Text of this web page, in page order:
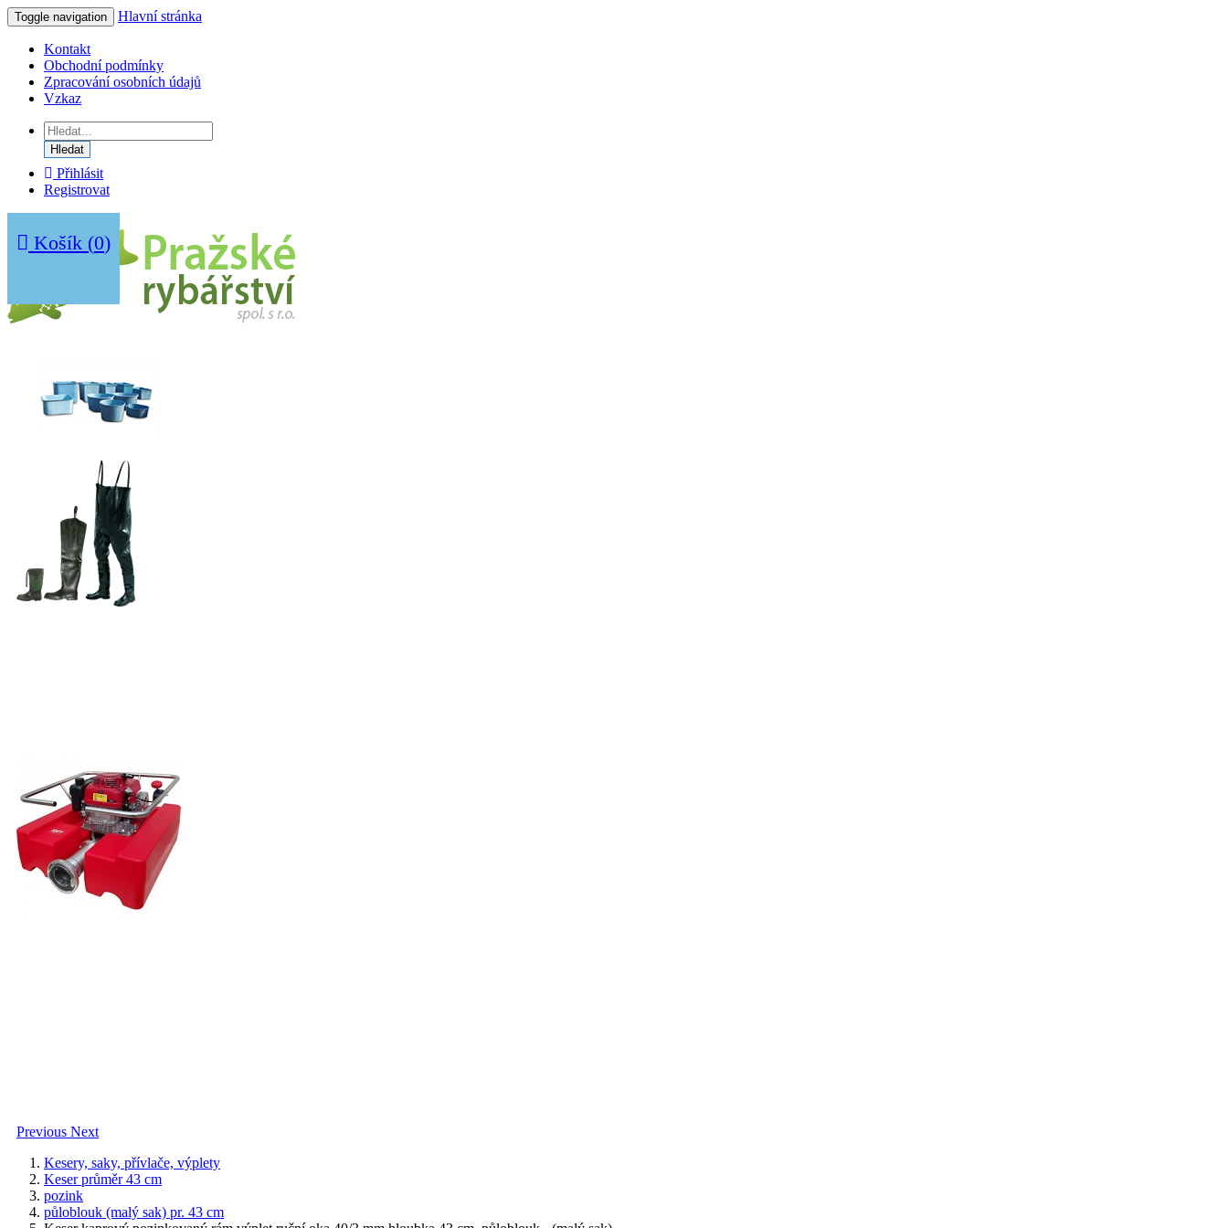
Toggle navigation Hlavní stránka
Kontakt
Obchodní podmínky
Zpracování osobních údajů
Vzkaz
Hledat
Přihlásit
Registrovat
Košík (0)
Previous Next
Kesery, saky, přívlače, výplety
Keser průměr 43 cm
pozink
půloblouk (malý sak) pr. 43 cm